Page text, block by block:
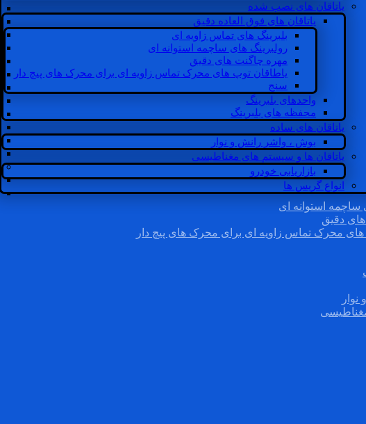
یاتاقان های نصب شده
یاتاقان های فوق العاده دقیق
بلبرینگ های تماس زاویه ای
رولبرینگ های ساچمه استوانه ای
مهره چاگنت های دقیق
یاطاقان توپ های محرک تماس زاویه ای برای محرک های پیچ دار
سنج
واحدهای بلبرینگ
محفظه های بلبرینگ
یاتاقان های ساده
بوش ، واشر رانش و نوار
یاتاقان ها و سیستم های مغناطیسی
بازاریابی خودرو
انواع گریس ها
ساچمه استوانه ای
دقیق
های محرک تماس زاویه ای برای محرک های پیچ دار